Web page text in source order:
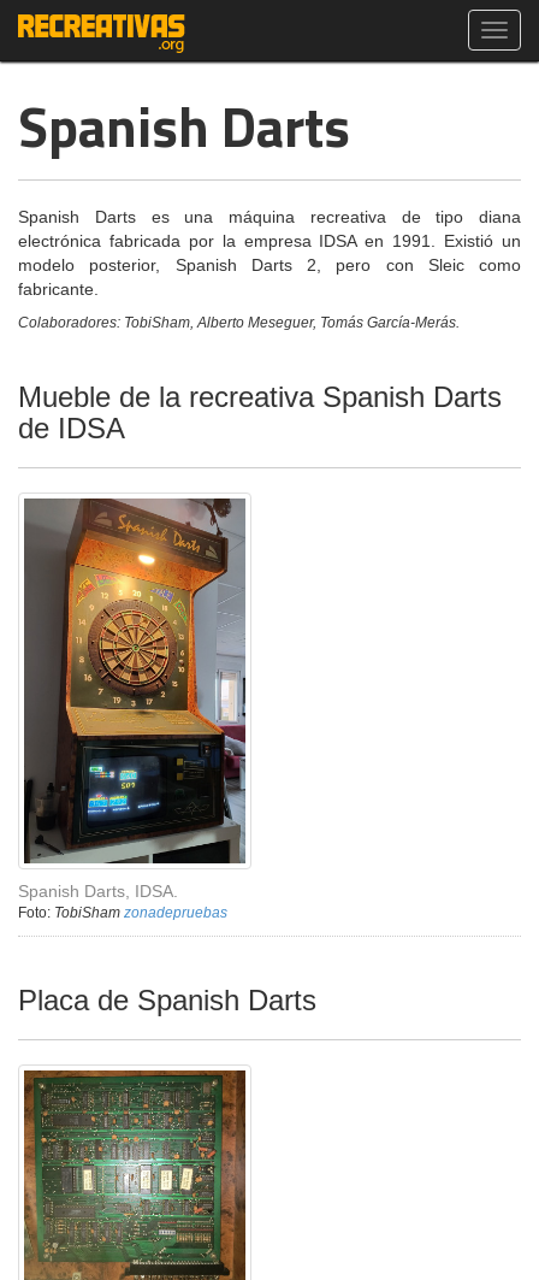
Spanish Darts
Spanish Darts es una máquina recreativa de tipo diana
electrónica fabricada por la empresa IDSA en 1991. Existió un
modelo posterior, Spanish Darts 2, pero con Sleic como
fabricante.
Colaboradores: TobiSham, Alberto Meseguer, Tomás García-Merás.
Mueble de la recreativa Spanish Darts
de IDSA
Spanish Darts, IDSA.
Foto: TobiSham zonadepruebas
Placa de Spanish Darts